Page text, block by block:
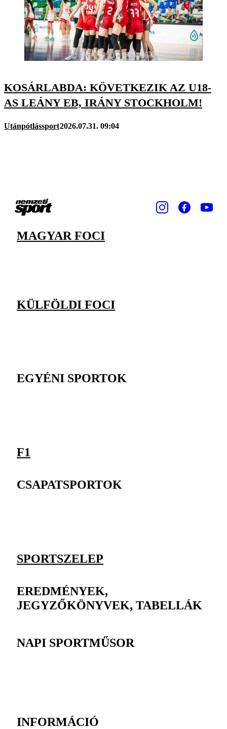
KOSÁRLABDA: KÖVETKEZIK AZ U18-
AS LEÁNY EB, IRÁNY STOCKHOLM!
Utánpótlássport2026.07.31. 09:04
MAGYAR FOCI
KÜLFÖLDI FOCI
EGYÉNI SPORTOK
F1
CSAPATSPORTOK
SPORTSZELEP
EREDMÉNYEK,
JEGYZŐKÖNYVEK, TABELLÁK
NAPI SPORTMŰSOR
INFORMÁCIÓ